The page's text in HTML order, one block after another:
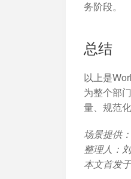
务阶段。
总结
以上是
为整个部
量、规范
场景提供
整理人：
本文首发